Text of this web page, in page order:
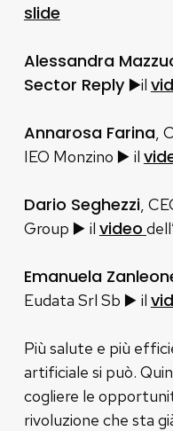
slide
Alessandra
Sector Reply ▶️il
Annarosa Farina,
IEO Monzino ▶️ il
Dario Seghezzi,
Group ▶️ il video
Emanuela
Eudata Srl Sb ▶️ il
Più salute e più
artificiale si può.
cogliere le
rivoluzione che sta